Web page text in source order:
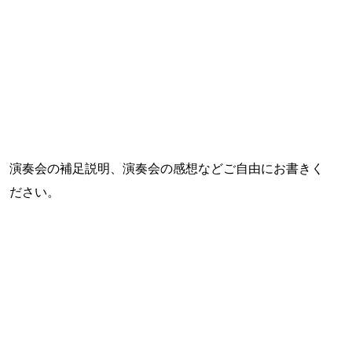
演奏会の補足説明、演奏会の感想などご自由にお書きく
ださい。